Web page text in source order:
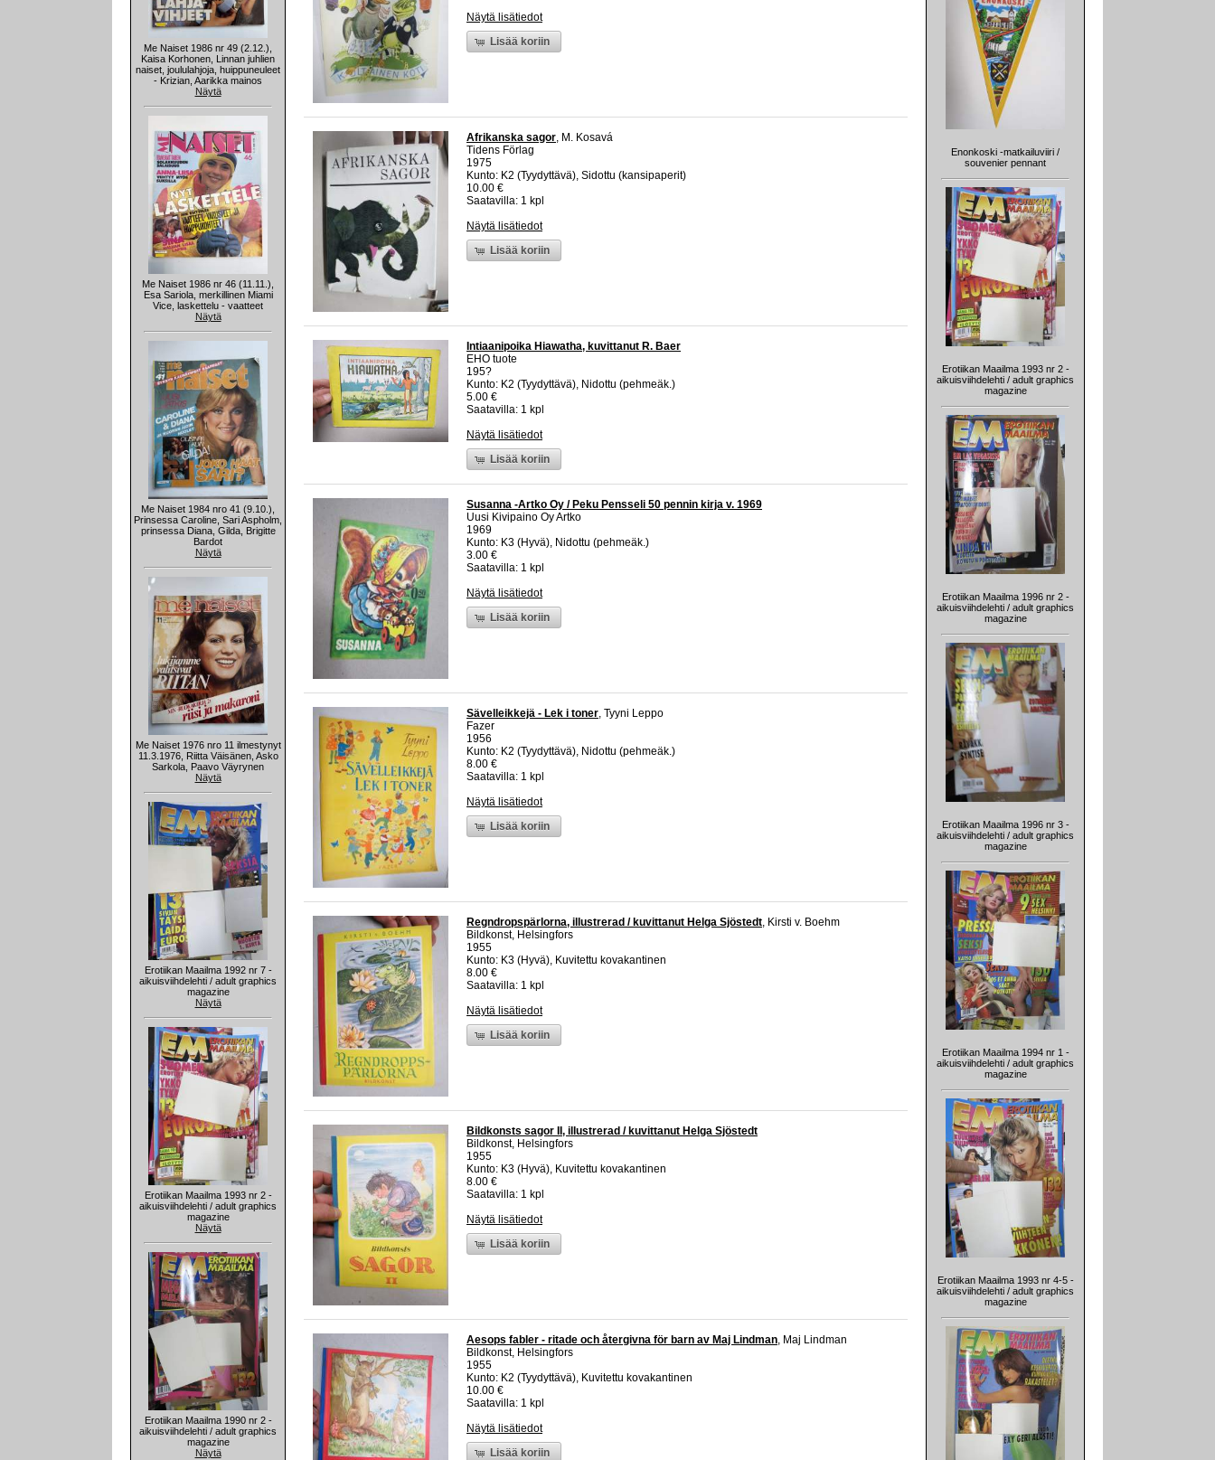
Me Naiset 1986 nr 49 (2.12.),
Kaisa Korhonen, Linnan juhlien
naiset, joululahjoja, huippuneuleet
- Krizian, Aarikka mainos
Näytä
Me Naiset 1986 nr 46 (11.11.),
Esa Sariola, merkillinen Miami
Vice, laskettelu - vaatteet
Näytä
Me Naiset 1984 nro 41 (9.10.),
Prinsessa Caroline, Sari Aspholm,
prinsessa Diana, Gilda, Brigitte
Bardot
Näytä
Me Naiset 1976 nro 11 ilmestynyt
11.3.1976, Riitta Väisänen, Asko
Sarkola, Paavo Väyrynen
Näytä
Erotiikan Maailma 1992 nr 7 -
aikuisviihdelehti / adult graphics
magazine
Näytä
Erotiikan Maailma 1993 nr 2 -
aikuisviihdelehti / adult graphics
magazine
Näytä
Erotiikan Maailma 1990 nr 2 -
aikuisviihdelehti / adult graphics
magazine
Näytä
Näytä lisätiedot
Lisää koriin
Afrikanska sagor, M. Kosavá
Tidens Förlag
1975
Kunto: K2 (Tyydyttävä), Sidottu (kansipaperit)
10.00 €
Saatavilla: 1 kpl
Näytä lisätiedot
Lisää koriin
Intiaanipoika Hiawatha, kuvittanut R. Baer
EHO tuote
195?
Kunto: K2 (Tyydyttävä), Nidottu (pehmeäk.)
5.00 €
Saatavilla: 1 kpl
Näytä lisätiedot
Lisää koriin
Susanna -Artko Oy / Peku Pensseli 50 pennin kirja v. 1969
Uusi Kivipaino Oy Artko
1969
Kunto: K3 (Hyvä), Nidottu (pehmeäk.)
3.00 €
Saatavilla: 1 kpl
Näytä lisätiedot
Lisää koriin
Sävelleikkejä - Lek i toner, Tyyni Leppo
Fazer
1956
Kunto: K2 (Tyydyttävä), Nidottu (pehmeäk.)
8.00 €
Saatavilla: 1 kpl
Näytä lisätiedot
Lisää koriin
Regndropspärlorna, illustrerad / kuvittanut Helga Sjöstedt, Kirsti v. Boehm
Bildkonst, Helsingfors
1955
Kunto: K3 (Hyvä), Kuvitettu kovakantinen
8.00 €
Saatavilla: 1 kpl
Näytä lisätiedot
Lisää koriin
Bildkonsts sagor II, illustrerad / kuvittanut Helga Sjöstedt
Bildkonst, Helsingfors
1955
Kunto: K3 (Hyvä), Kuvitettu kovakantinen
8.00 €
Saatavilla: 1 kpl
Näytä lisätiedot
Lisää koriin
Aesops fabler - ritade och återgivna för barn av Maj Lindman, Maj Lindman
Bildkonst, Helsingfors
1955
Kunto: K2 (Tyydyttävä), Kuvitettu kovakantinen
10.00 €
Saatavilla: 1 kpl
Näytä lisätiedot
Lisää koriin
Enonkoski -matkailuviiri /
souvenier pennant
Erotiikan Maailma 1993 nr 2 -
aikuisviihdelehti / adult graphics
magazine
Erotiikan Maailma 1996 nr 2 -
aikuisviihdelehti / adult graphics
magazine
Erotiikan Maailma 1996 nr 3 -
aikuisviihdelehti / adult graphics
magazine
Erotiikan Maailma 1994 nr 1 -
aikuisviihdelehti / adult graphics
magazine
Erotiikan Maailma 1993 nr 4-5 -
aikuisviihdelehti / adult graphics
magazine